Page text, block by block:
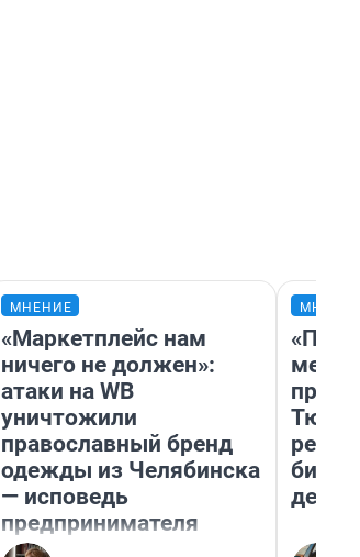
МНЕНИЕ
«Маркетплейс нам
ничего не должен»:
атаки на WB
уничтожили
православный бренд
одежды из Челябинска
— исповедь
предпринимателя